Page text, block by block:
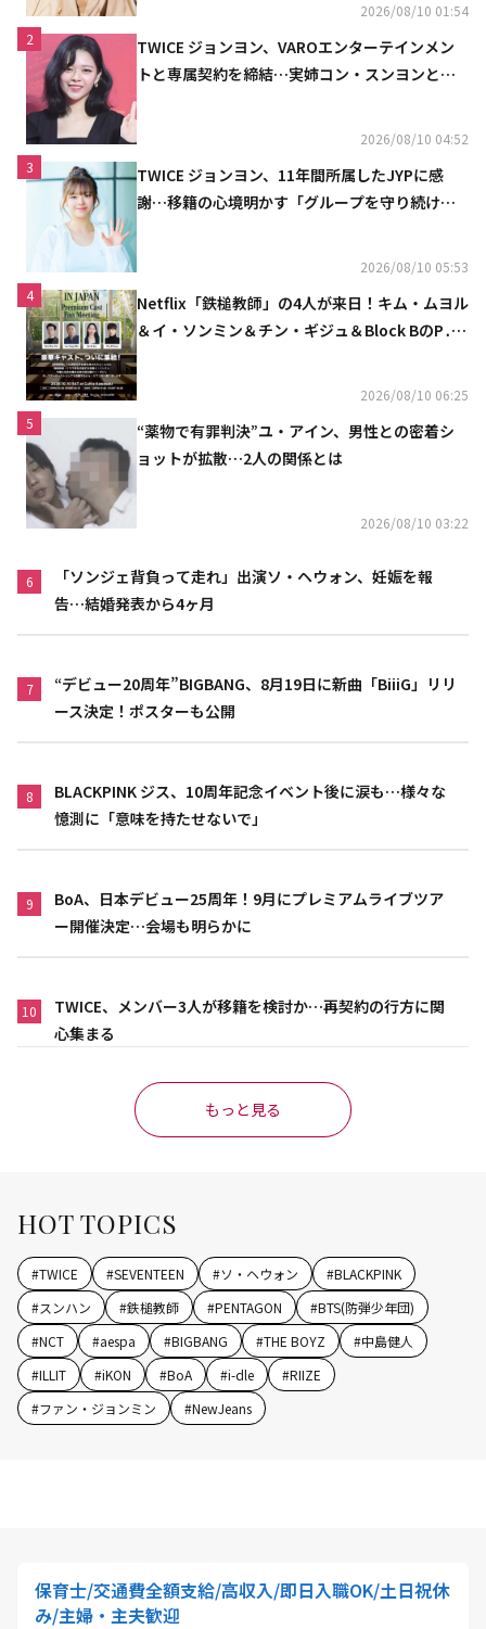
2026/08/10 01:54
2
TWICE ジョンヨン、VAROエンターテインメン
トと専属契約を締結…実姉コン・スンヨンと同
2026/08/10 04:52
3
TWICE ジョンヨン、11年間所属したJYPに感
謝…移籍の心境明かす「グループを守り続け
2026/08/10 05:53
4
Netflix「鉄槌教師」の4人が来日！キム・ムヨル
＆イ・ソンミン＆チン・ギジュ＆Block BのP․
2026/08/10 06:25
5
“薬物で有罪判決”ユ・アイン、男性との密着シ
ョットが拡散…2人の関係とは
2026/08/10 03:22
6
「ソンジェ背負って走れ」出演ソ・ヘウォン、妊娠を報
告…結婚発表から4ヶ月
7
“デビュー20周年”BIGBANG、8月19日に新曲「BiiiG」リリ
ース決定！ポスターも公開
8
BLACKPINK ジス、10周年記念イベント後に涙も…様々な
憶測に「意味を持たせないで」
9
BoA、日本デビュー25周年！9月にプレミアムライブツア
ー開催決定…会場も明らかに
10
TWICE、メンバー3人が移籍を検討か…再契約の行方に関
心集まる
もっと見る
HOT TOPICS
#TWICE #SEVENTEEN #ソ・ヘウォン #BLACKPINK
#スンハン #鉄槌教師 #PENTAGON #BTS(防弾少年団)
#NCT #aespa #BIGBANG #THE BOYZ #中島健人
#ILLIT #iKON #BoA #i-dle #RIIZE
#ファン・ジョンミン #NewJeans
保育士/交通費全額支給/高収入/即日入職OK/土日祝休
み/主婦・主夫歓迎